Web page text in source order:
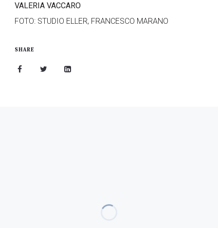
VALERIA VACCARO
FOTO: STUDIO ELLER, FRANCESCO MARANO
SHARE